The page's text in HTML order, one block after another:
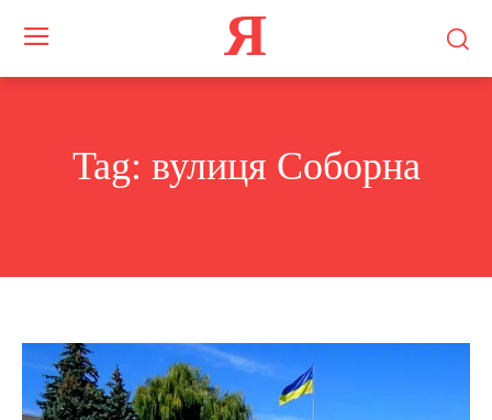
Я
Tag: вулиця Соборна